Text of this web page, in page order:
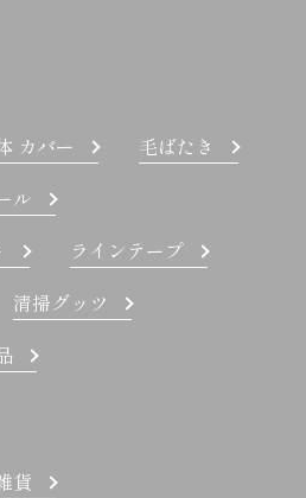
カバー
毛ばたき
ル
ラインテープ
清掃グッツ
貨